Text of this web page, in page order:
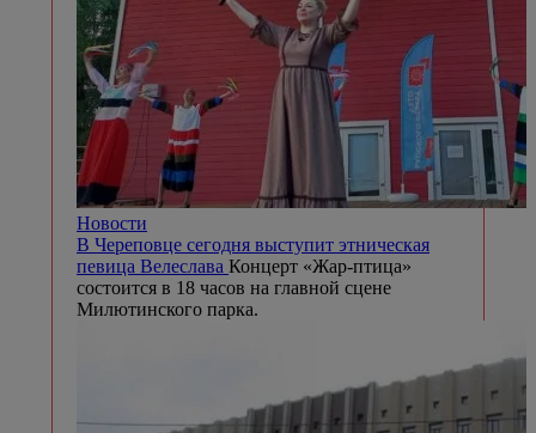
Новости
В Череповце сегодня выступит этническая
певица Велеслава Концерт «Жар-птица»
состоится в 18 часов на главной сцене
Милютинского парка.